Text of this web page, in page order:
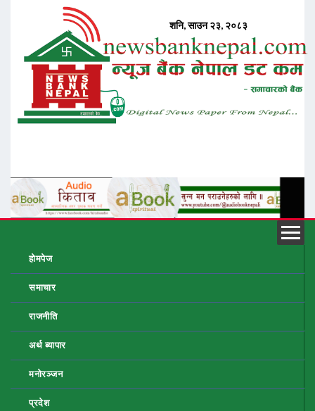
होमपेज
समाचार
राजनीति
अर्थ ब्यापार
मनोरञ्जन
प्रदेश